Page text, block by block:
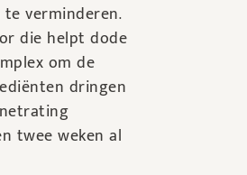
verminderen.
die helpt dode
om de
dringen
twee weken al